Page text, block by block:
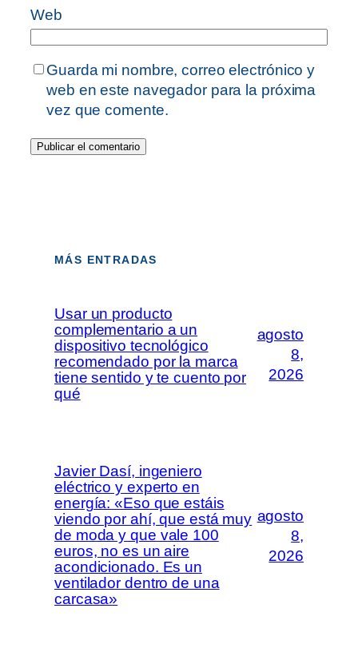
Web
Guarda mi nombre, correo electrónico y
web en este navegador para la próxima
vez que comente.
MÁS ENTRADAS
Usar un producto
complementario a un
dispositivo tecnológico
recomendado por la marca
tiene sentido y te cuento por
qué
agosto
8,
2026
Javier Dasí, ingeniero
eléctrico y experto en
energía: «Eso que estáis
viendo por ahí, que está muy
de moda y que vale 100
euros, no es un aire
acondicionado. Es un
ventilador dentro de una
carcasa»
agosto
8,
2026